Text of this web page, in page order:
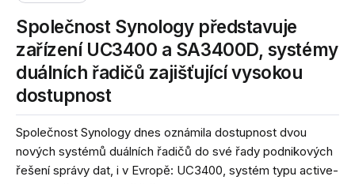
Společnost Synology představuje
zařízení UC3400 a SA3400D, systémy
duálních řadičů zajišťující vysokou
dostupnost
Společnost Synology dnes oznámila dostupnost dvou
nových systémů duálních řadičů do své řady podnikových
řešení správy dat, i v Evropě: UC3400, systém typu active-